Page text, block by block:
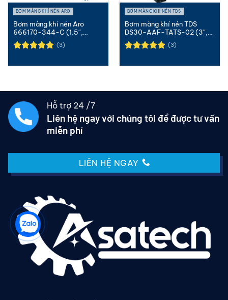
BƠM MÀNG KHÍ NÉN ARO
Bơm màng khí nén Aro
666170-344-C (1.5″,
Nhôm, Teflon)
hạng5.00
(3)
BƠM MÀNG KHÍ NÉN TDS
Bơm màng khí nén TDS
DS30-AAF-TATS-02 (3″,
Nhôm, Teflon)
hạng5.00
(3)
Hỗ trợ 24 /7
Liên hệ ngay với chúng tôi để được tư vấn
miễn phí
LIÊN HỆ NGAY